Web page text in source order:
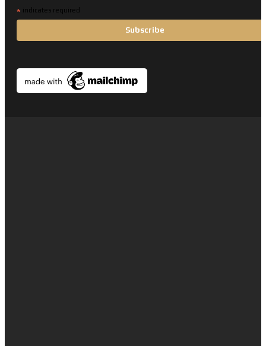
* indicates required